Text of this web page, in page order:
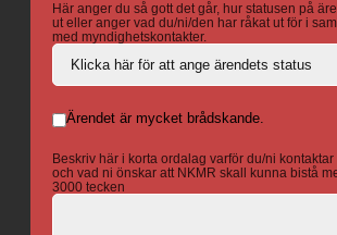
Här anger du så gott det går, hur statusen på
ut eller anger vad du/ni/den har råkat ut för i
med myndighetskontakter.
Ärendet är mycket brådskande.
Beskriv här i korta ordalag varför du/ni kontaktar
och vad ni önskar att NKMR skall kunna bistå
3000 tecken